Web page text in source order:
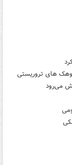
می‌رود